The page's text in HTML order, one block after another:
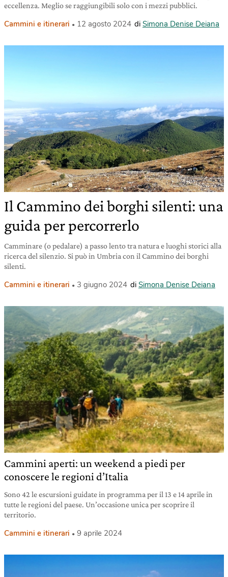
eccellenza. Meglio se raggiungibili solo con i mezzi pubblici.
Cammini e itinerari 12 agosto 2024 di Simona Denise Deiana
Il Cammino dei borghi silenti: una
guida per percorrerlo
Camminare (o pedalare) a passo lento tra natura e luoghi storici alla
ricerca del silenzio. Si può in Umbria con il Cammino dei borghi
silenti.
Cammini e itinerari 3 giugno 2024 di Simona Denise Deiana
Cammini aperti: un weekend a piedi per
conoscere le regioni d’Italia
Sono 42 le escursioni guidate in programma per il 13 e 14 aprile in
tutte le regioni del paese. Un’occasione unica per scoprire il
territorio.
Cammini e itinerari 9 aprile 2024